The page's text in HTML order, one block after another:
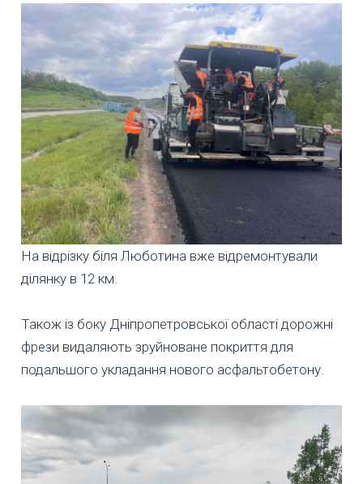
На відрізку біля Люботина вже відремонтували
ділянку в 12 км.
Також із боку Дніпропетровської області дорожні
фрези видаляють зруйноване покриття для
подальшого укладання нового асфальтобетону.